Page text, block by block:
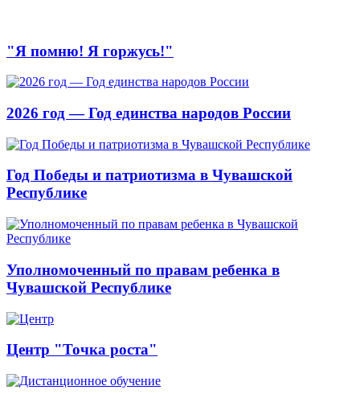
"Я помню! Я горжусь!"
2026 год — Год единства народов России
Год Победы и патриотизма в Чувашской
Республике
Уполномоченный по правам ребенка в
Чувашской Республике
Центр "Точка роста"